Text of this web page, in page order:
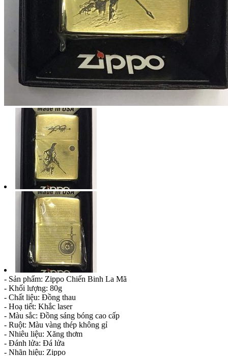
- Sản phẩm: Zippo Chiến Binh La Mã
- Khối lượng: 80g
- Chất liệu: Đồng thau
- Hoạ tiết: Khắc laser
- Màu sắc: Đồng sáng bóng cao cấp
- Ruột: Màu vàng thép không gỉ
- Nhiêu liệu: Xăng thơm
- Đánh lửa: Đá lửa
- Nhãn hiệu: Zippo